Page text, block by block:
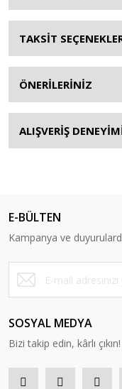
TAKSİT
ÖNERİLERİNİZ
ALIŞVERİŞ
E-BÜLTEN
Kampanya ve
SOSYAL MEDYA
Bizi takip edin, kârlı çıkın!